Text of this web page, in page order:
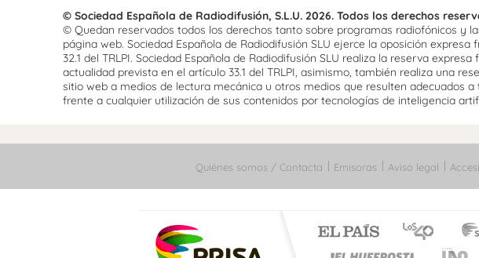
© Sociedad Española de Radiodifusión, S.L.U. 2026. Todos los derechos
© Quedan reservados todos los derechos tanto sobre programas radiofónicos y
página web. Sociedad Española de Radiodifusión SLU ejerce la oposición
32.1 del TRLPI. Sociedad Española de Radiodifusión SLU realiza la reserva
actualidad prevista en el artículo 33.1 del TRLPI, asimismo, también realiza una
sitio web a medios de lectura mecánica u otros medios que resulten adecuados
frente a cualquier utilización de sus contenidos por tecnologías de inteligencia
Quiénes somos / Contacta Emisoras Aviso legal